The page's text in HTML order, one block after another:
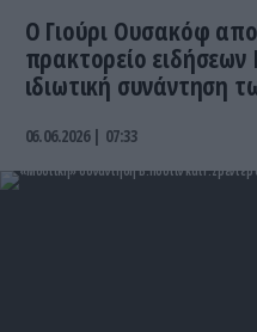
Ο Γιούρι Ουσακόφ
πρακτορείο
ιδιωτική συνάντηση
06.06.2026 | 07:33